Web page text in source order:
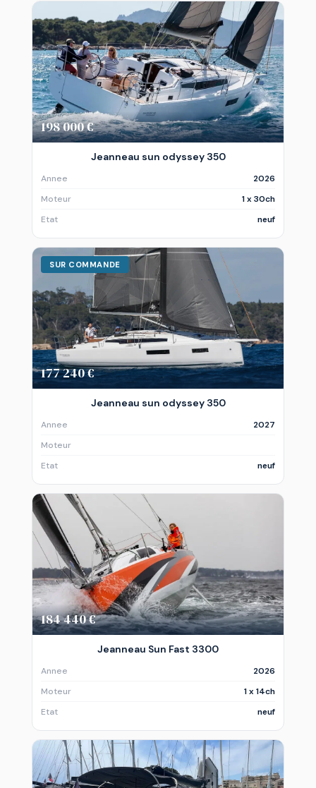
198 000 €
Jeanneau sun odyssey 350
Annee
2026
Moteur
1 x 30ch
Etat
neuf
SUR COMMANDE
177 240 €
Jeanneau sun odyssey 350
Annee
2027
Moteur
Etat
neuf
184 440 €
Jeanneau Sun Fast 3300
Annee
2026
Moteur
1 x 14ch
Etat
neuf